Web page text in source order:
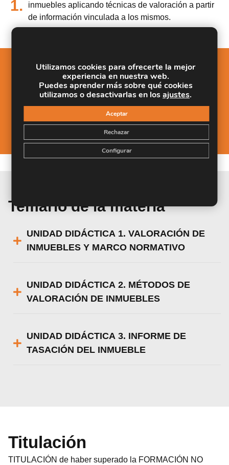
1.
inmuebles aplicando técnicas de valoración a partir
de información vinculada a los mismos.
Salidas Profesionales
1.
Estimar el valor o renta de distintos tipos de
inmuebles aplicando técnicas de valoración a
partir de información vinculada a los mismos.
Temario de la materia
UNIDAD DIDÁCTICA 1. VALORACIÓN DE
INMUEBLES Y MARCO NORMATIVO
UNIDAD DIDÁCTICA 2. MÉTODOS DE
VALORACIÓN DE INMUEBLES
UNIDAD DIDÁCTICA 3. INFORME DE
TASACIÓN DEL INMUEBLE
Titulación
TITULACIÓN de haber superado la FORMACIÓN NO
Utilizamos cookies para ofrecerte la mejor
experiencia en nuestra web.
Puedes aprender más sobre qué cookies
utilizamos o desactivarlas en losajustes.
Aceptar
Rechazar
Configurar